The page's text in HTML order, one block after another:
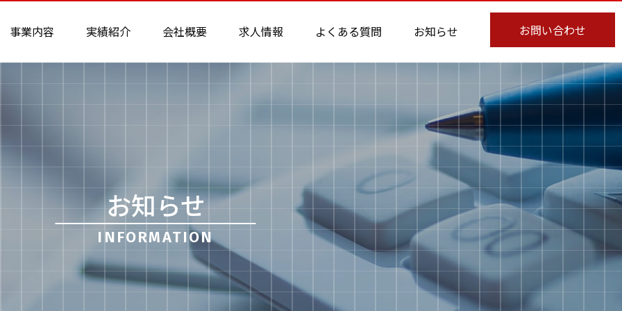
お問い合わせ
事業内容 実績紹介 会社概要 求人情報 よくある質問 お知らせ
お知らせ
INFORMATION